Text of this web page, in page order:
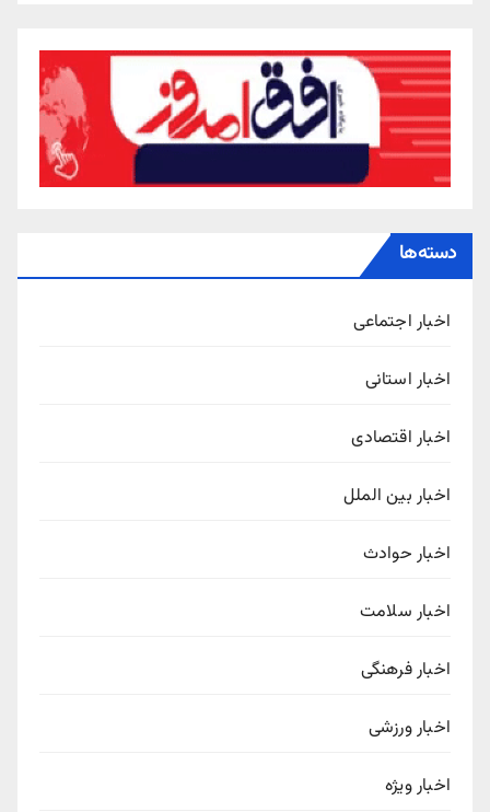
دسته‌ها
اخبار اجتماعی
اخبار استانی
اخبار اقتصادی
اخبار بین الملل
اخبار حوادث
اخبار سلامت
اخبار فرهنگی
اخبار ورزشی
اخبار ویژه